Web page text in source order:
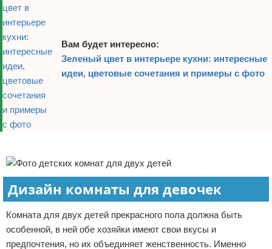
Вам будет интересно:
Зеленый цвет в интерьере кухни: интересные
идеи, цветовые сочетания и примеры с фото
Дизайн комнаты для девочек
Комната для двух детей прекрасного пола должна быть
особенной, в ней обе хозяйки имеют свои вкусы и
предпочтения, но их объединяет женственность. Именно